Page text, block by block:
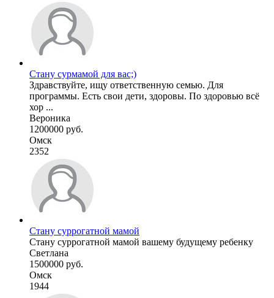
Стану сурмамой для вас;)
Здравствуйте, ищу ответственную семью. Для
программы. Есть свои дети, здоровы. По здоровью всё
хор ...
Вероника
1200000 руб.
Омск
2352
Стану суррогатной мамой
Стану суррогатной мамой вашему будущему ребенку
Светлана
1500000 руб.
Омск
1944